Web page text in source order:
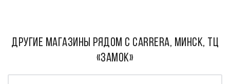
ДРУГИЕ МАГАЗИНЫ РЯДОМ С Carrera, Минск, ТЦ
«Замок»